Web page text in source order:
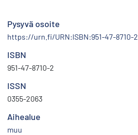
Pysyvä osoite
https://urn.fi/URN:ISBN:951-47-8710-2
ISBN
951-47-8710-2
ISSN
0355-2063
Aihealue
muu